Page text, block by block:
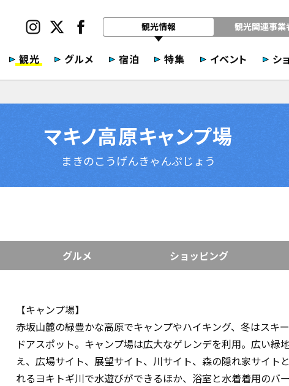
観光情報 観光関連事業
観光 グルメ 宿泊 特集 イベント シ
マキノ高原キャンプ場
まきのこうげんきゃんぷじょう
グルメ ショッピング
【キャンプ場】
赤坂山麓の緑豊かな高原でキャンプやハイキング、冬はスキ
ドアスポット。キャンプ場は広大なゲレンデを利用。広い緑
え、広場サイト、展望サイト、川サイト、森の隠れ家サイト
れるヨキトギ川で水遊びができるほか、浴室と水着着用のバ